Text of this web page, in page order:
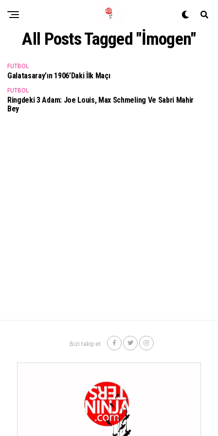
All Posts Tagged "İmogen"
FUTBOL
Galatasaray’ın 1906’daki İlk Maçı
FUTBOL
Ringdeki 3 Adam: Joe Louis, Max Schmeling Ve Sabri Mahir
Bey
Bizi takip et